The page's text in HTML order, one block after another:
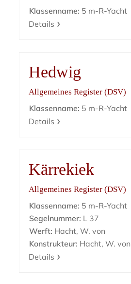
Klassenname: 5 m-R-Yacht
Details
Hedwig
Allgemeines Register (DSV)
Klassenname: 5 m-R-Yacht
Details
Kärrekiek
Allgemeines Register (DSV)
Klassenname: 5 m-R-Yacht
Segelnummer: L 37
Werft: Hacht, W. von
Konstrukteur: Hacht, W. von
Details